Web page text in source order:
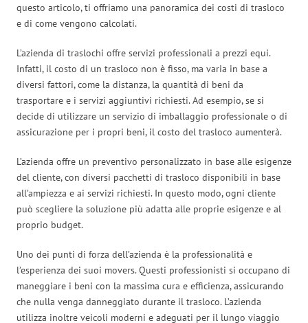
questo articolo, ti offriamo una panoramica dei costi di trasloco
e di come vengono calcolati.
L’azienda di traslochi offre servizi professionali a prezzi equi.
Infatti, il costo di un trasloco non è fisso, ma varia in base a
diversi fattori, come la distanza, la quantità di beni da
trasportare e i servizi aggiuntivi richiesti. Ad esempio, se si
decide di utilizzare un servizio di imballaggio professionale o di
assicurazione per i propri beni, il costo del trasloco aumenterà.
L’azienda offre un preventivo personalizzato in base alle esigenze
del cliente, con diversi pacchetti di trasloco disponibili in base
all’ampiezza e ai servizi richiesti. In questo modo, ogni cliente
può scegliere la soluzione più adatta alle proprie esigenze e al
proprio budget.
Uno dei punti di forza dell’azienda è la professionalità e
l’esperienza dei suoi movers. Questi professionisti si occupano di
maneggiare i beni con la massima cura e efficienza, assicurando
che nulla venga danneggiato durante il trasloco. L’azienda
utilizza inoltre veicoli moderni e adeguati per il lungo viaggio